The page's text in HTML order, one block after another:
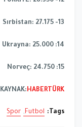
13- Sırbistan: 27.175
14: Ukrayna: 25.000
15: Norveç: 24.750
KAYNAK:HABERTÜRK
Tags:
Futbol
Spor